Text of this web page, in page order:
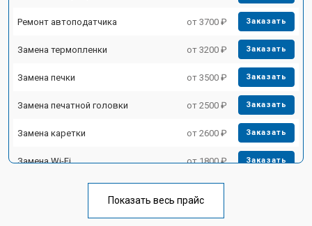
Ремонт автоподатчика от 3700 ₽ Заказать
Замена термопленки от 3200 ₽ Заказать
Замена печки от 3500 ₽ Заказать
Замена печатной головки от 2500 ₽ Заказать
Замена каретки от 2600 ₽ Заказать
Замена Wi-Fi от 1800 ₽ Заказать
от 2600 ₽
Показать весь прайс